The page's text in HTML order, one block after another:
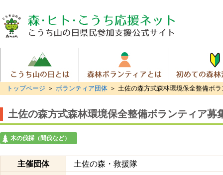
トップページ ＞ボランティア団体 ＞ 土佐の森方式森林環境保全整備ボ
土佐の森方式森林環境保全整備ボランティア募
木の伐採（間伐など）
主催団体
土佐の森・救援隊